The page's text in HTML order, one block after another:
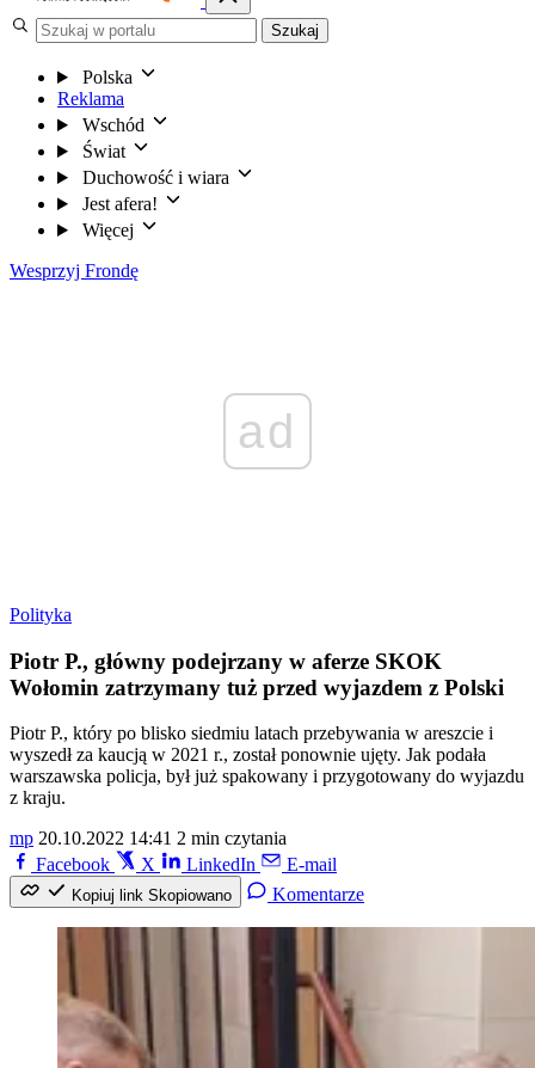
Szukaj
Polska
Reklama
Wschód
Świat
Duchowość i wiara
Jest afera!
Więcej
Wesprzyj Frondę
ad
Polityka
Piotr P., główny podejrzany w aferze SKOK
Wołomin zatrzymany tuż przed wyjazdem z Polski
Piotr P., który po blisko siedmiu latach przebywania w areszcie i
wyszedł za kaucją w 2021 r., został ponownie ujęty. Jak podała
warszawska policja, był już spakowany i przygotowany do wyjazdu
z kraju.
mp 20.10.2022 14:41 2 min czytania
Facebook
X LinkedIn E-mail
Kopiuj link Skopiowano Komentarze